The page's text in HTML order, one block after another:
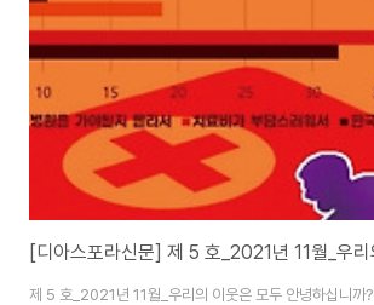
제 5 호_2021년 11월_우리의 이웃은 모두 안녕하십니까?